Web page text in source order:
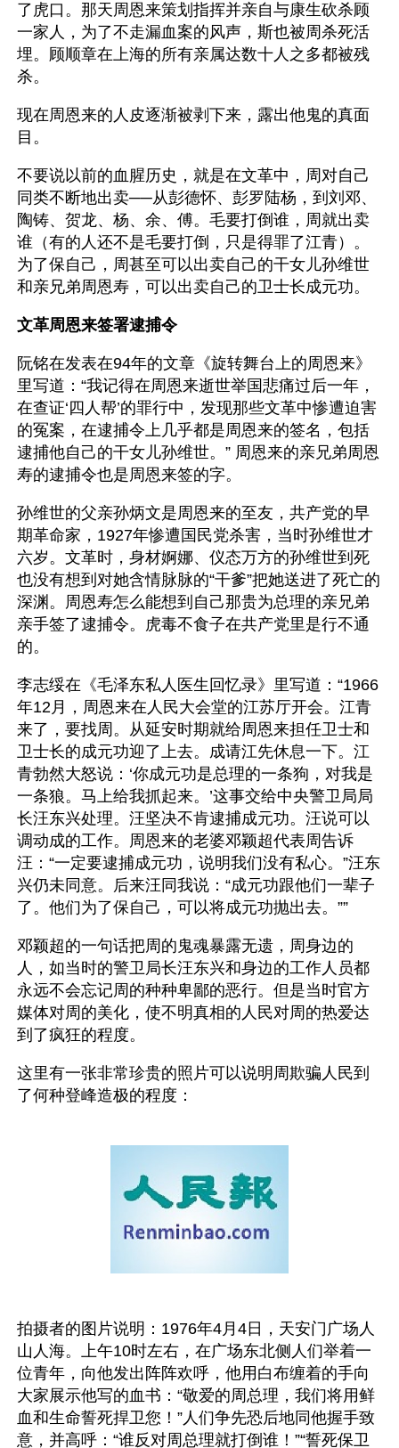
了虎口。那天周恩来策划指挥并亲自与康生砍杀顾
一家人，为了不走漏血案的风声，斯也被周杀死活
埋。顾顺章在上海的所有亲属达数十人之多都被残
杀。
现在周恩来的人皮逐渐被剥下来，露出他鬼的真面
目。
不要说以前的血腥历史，就是在文革中，周对自己
同类不断地出卖──从彭德怀、彭罗陆杨，到刘邓、
陶铸、贺龙、杨、余、傅。毛要打倒谁，周就出卖
谁（有的人还不是毛要打倒，只是得罪了江青）。
为了保自己，周甚至可以出卖自己的干女儿孙维世
和亲兄弟周恩寿，可以出卖自己的卫士长成元功。
文革周恩来签署逮捕令
阮铭在发表在94年的文章《旋转舞台上的周恩来》
里写道：“我记得在周恩来逝世举国悲痛过后一年，
在查证‘四人帮’的罪行中，发现那些文革中惨遭迫害
的冤案，在逮捕令上几乎都是周恩来的签名，包括
逮捕他自己的干女儿孙维世。” 周恩来的亲兄弟周恩
寿的逮捕令也是周恩来签的字。
孙维世的父亲孙炳文是周恩来的至友，共产党的早
期革命家，1927年惨遭国民党杀害，当时孙维世才
六岁。文革时，身材婀娜、仪态万方的孙维世到死
也没有想到对她含情脉脉的“干爹”把她送进了死亡的
深渊。周恩寿怎么能想到自己那贵为总理的亲兄弟
亲手签了逮捕令。虎毒不食子在共产党里是行不通
的。
李志绥在《毛泽东私人医生回忆录》里写道：“1966
年12月，周恩来在人民大会堂的江苏厅开会。江青
来了，要找周。从延安时期就给周恩来担任卫士和
卫士长的成元功迎了上去。成请江先休息一下。江
青勃然大怒说：‘你成元功是总理的一条狗，对我是
一条狼。马上给我抓起来。’这事交给中央警卫局局
长汪东兴处理。汪坚决不肯逮捕成元功。汪说可以
调动成的工作。周恩来的老婆邓颖超代表周告诉
汪：“一定要逮捕成元功，说明我们没有私心。”汪东
兴仍未同意。后来汪同我说：“成元功跟他们一辈子
了。他们为了保自己，可以将成元功抛出去。””
邓颖超的一句话把周的鬼魂暴露无遗，周身边的
人，如当时的警卫局长汪东兴和身边的工作人员都
永远不会忘记周的种种卑鄙的恶行。但是当时官方
媒体对周的美化，使不明真相的人民对周的热爱达
到了疯狂的程度。
这里有一张非常珍贵的照片可以说明周欺骗人民到
了何种登峰造极的程度：
拍摄者的图片说明：1976年4月4日，天安门广场人
山人海。上午10时左右，在广场东北侧人们举着一
位青年，向他发出阵阵欢呼，他用白布缠着的手向
大家展示他写的血书：“敬爱的周总理，我们将用鲜
血和生命誓死捍卫您！”人们争先恐后地同他握手致
意，并高呼：“谁反对周总理就打倒谁！”“誓死保卫